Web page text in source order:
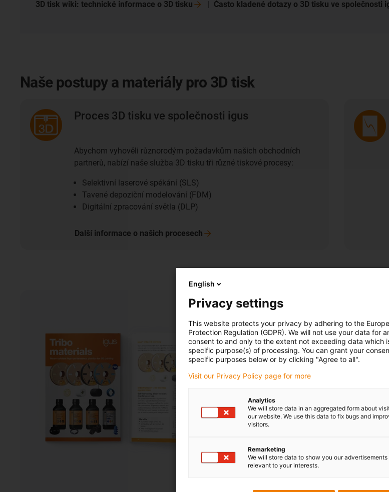
3D tisk wiki: technické informace o 3Dtisku Často kladené dotazy o 3D tisku ve společnosti
Naše postupy a materiály pro 3D tisk
Proces 3D tisku ve společnosti igus
Abychom vyhověli různorodým požadavkům našich obchodních
partnerů, nabízí naše služba 3D tisku tři různé tiskové procesy:
Selektivní laserové spékání (SLS)
Tavené depoziční modelování (FDM)
Digitální zpracování světla (DLP)
Další informace o našich procesech
English
Privacy settings
This website protects your privacy by adhering to the
Protection Regulation (GDPR). We will not use your data for
consent to and only to the extent not exceeding data which
specific purpose(s) of processing. You can grant your
specific purposes below or by clicking "Agree to all".
Visit our Privacy Policy page for more
Analytics
We will store data in an aggregated form about
our website. We use this data to fix bugs and
visitors.
Remarketing
We will store data to show you our
relevant to your interests.